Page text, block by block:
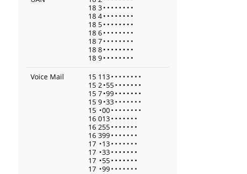
18 3• • • • • • • •
18 4• • • • • • • •
18 5• • • • • • • •
18 6• • • • • • • •
18 7• • • • • • • •
18 8• • • • • • • •
18 9• • • • • • • •
Voice Mail
15 113• • • • • • • •
15 2•55• • • • • • •
15 7•99• • • • • • •
15 9•33• • • • • • •
15 •00• • • • • • • •
16 013• • • • • • •
16 255• • • • • • •
16 399• • • • • • •
17 •13• • • • • • •
17 •33• • • • • • •
17 •55• • • • • • •
17 •99• • • • • • •